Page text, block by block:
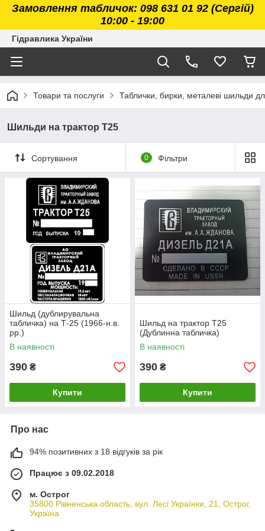
Замовлення табличок: 098 631 01 92 (Сергій)
10:00 - 19:00
Гідравлика України
Товари та послуги Таблички, бирки, металеві шильди
Шильди на трактор Т25
Сортування 0 Фільтри
Шильд (дублирувальна
табличка) на Т-25 (1966-н.в.
рр.)
В наявності
390 ₴
Купити
Шильд на трактор Т25
(Дублинна табличка)
В наявності
390 ₴
Купити
Про нас
94% позитивних з 18 відгуків за рік
Працює з 09.02.2018
м. Острог
35800 Рівненська область, вул. Лесі Українки, 21, Острог,
Україна